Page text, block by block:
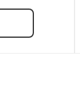
till